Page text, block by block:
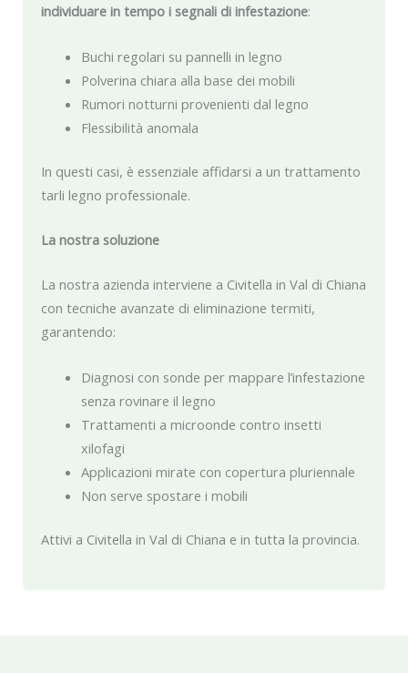
individuare in tempo i segnali di infestazione:
Buchi regolari su pannelli in legno
Polverina chiara alla base dei mobili
Rumori notturni provenienti dal legno
Flessibilità anomala
In questi casi, è essenziale affidarsi a un trattamento
tarli legno professionale.
La nostra soluzione
La nostra azienda interviene a Civitella in Val di Chiana
con tecniche avanzate di eliminazione termiti,
garantendo:
Diagnosi con sonde per mappare l’infestazione
senza rovinare il legno
Trattamenti a microonde contro insetti
xilofagi
Applicazioni mirate con copertura pluriennale
Non serve spostare i mobili
Attivi a Civitella in Val di Chiana e in tutta la provincia.